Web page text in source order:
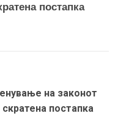
постапка
на законот
постапка